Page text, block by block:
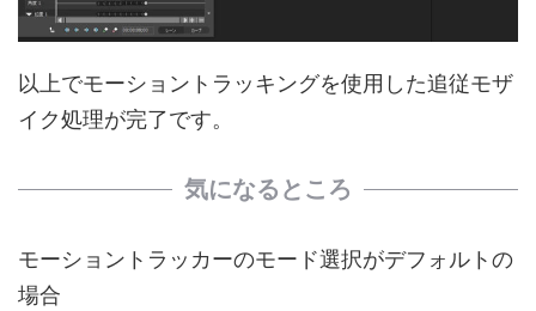
以上でモーショントラッキングを使用した追従モザ
イク処理が完了です。
気になるところ
モーショントラッカーのモード選択がデフォルトの
場合